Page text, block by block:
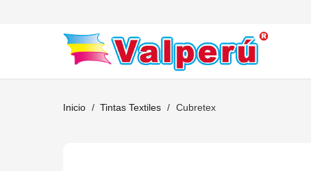
Inicio / Tintas Textiles / Cubretex